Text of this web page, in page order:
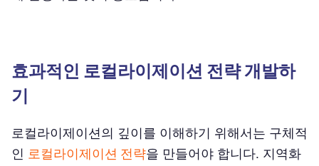
효과적인 로컬라이제이션 전략 개발하
기
로컬라이제이션의 깊이를 이해하기 위해서는 구체적
인 로컬라이제이션 전략을 만들어야 합니다. 지역화